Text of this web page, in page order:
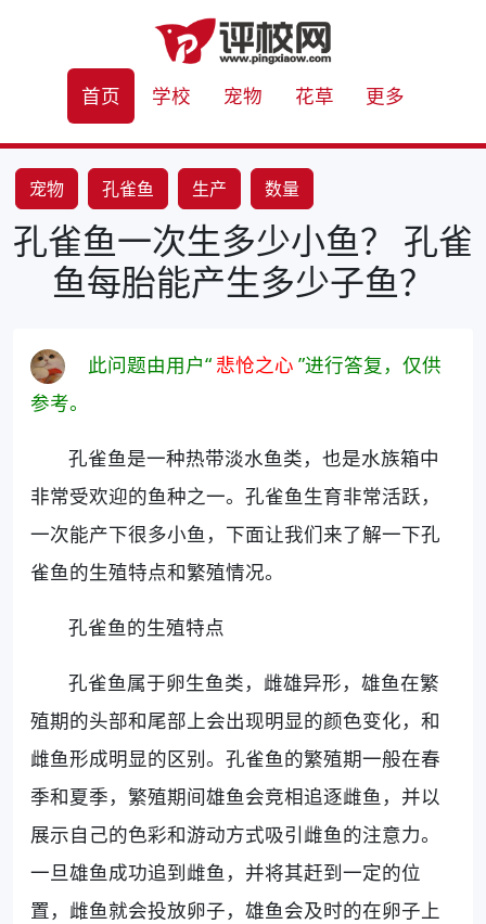
首页 学校 宠物 花草 更多
宠物 孔雀鱼 生产 数量
孔雀鱼一次生多少小鱼？ 孔雀
鱼每胎能产生多少子鱼？
此问题由用户“ 悲怆之心 ”进行答复，仅供
参考。
孔雀鱼是一种热带淡水鱼类，也是水族箱中
非常受欢迎的鱼种之一。孔雀鱼生育非常活跃，
一次能产下很多小鱼，下面让我们来了解一下孔
雀鱼的生殖特点和繁殖情况。
孔雀鱼的生殖特点
孔雀鱼属于卵生鱼类，雌雄异形，雄鱼在繁
殖期的头部和尾部上会出现明显的颜色变化，和
雌鱼形成明显的区别。孔雀鱼的繁殖期一般在春
季和夏季，繁殖期间雄鱼会竞相追逐雌鱼，并以
展示自己的色彩和游动方式吸引雌鱼的注意力。
一旦雄鱼成功追到雌鱼，并将其赶到一定的位
置，雌鱼就会投放卵子，雄鱼会及时的在卵子上